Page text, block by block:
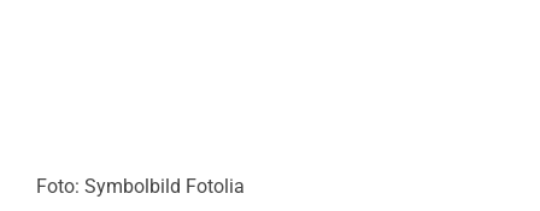
Foto: Symbolbild Fotolia